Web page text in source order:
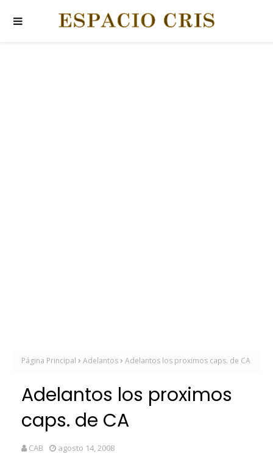
Página Principal Adelantos Adelantos los proximos caps. de CA
Adelantos los proximos
caps. de CA
CAB agosto 14, 2008